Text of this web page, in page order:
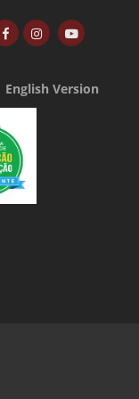
English Version